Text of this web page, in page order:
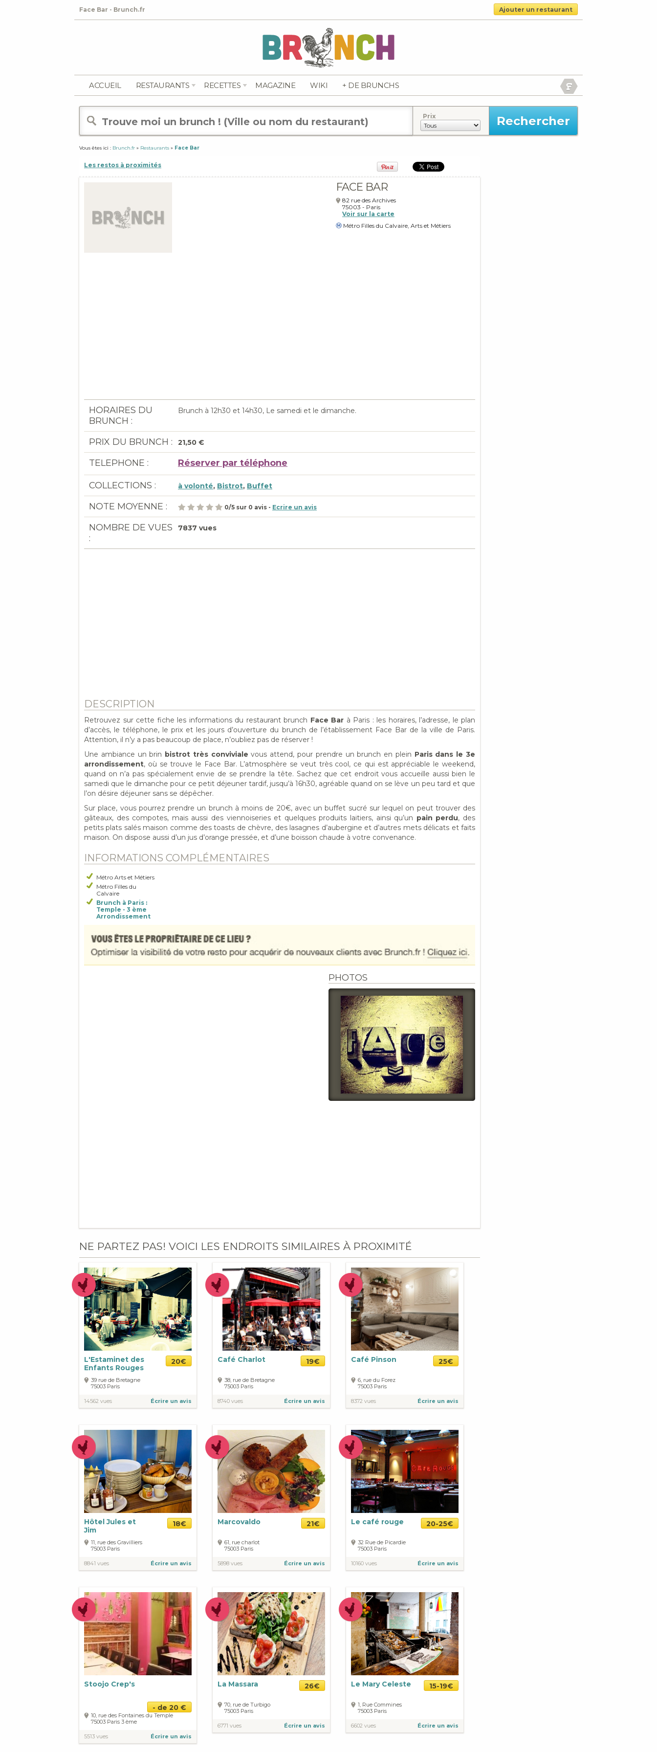
Face Bar - Brunch.fr Ajouter un restaurant
ACCUEIL RESTAURANTS RECETTES MAGAZINE WIKI + DE BRUNCHS
Prix
Vous êtes ici : Brunch.fr » Restaurants » Face Bar
Les restos à proximités
FACE BAR
82 rue des Archives
75003 - Paris
Voir sur la carte
Métro Filles du Calvaire, Arts et Métiers
HORAIRES DU
BRUNCH :
Brunch à 12h30 et 14h30, Le samedi et le dimanche.
PRIX DU BRUNCH : 21,50 €
TELEPHONE : Réserver par téléphone
COLLECTIONS : à volonté, Bistrot, Buffet
NOTE MOYENNE : 0/5 sur 0 avis - Ecrire un avis
NOMBRE DE VUES
:
7837 vues
DESCRIPTION
Retrouvez sur cette fiche les informations du restaurant brunch Face Bar à Paris : les horaires, l’adresse, le plan
d’accès, le téléphone, le prix et les jours d’ouverture du brunch de l’établissement Face Bar de la ville de Paris.
Attention, il n’y a pas beaucoup de place, n’oubliez pas de réserver !
Une ambiance un brin bistrot très conviviale vous attend, pour prendre un brunch en plein Paris dans le 3e
arrondissement, où se trouve le Face Bar. L’atmosphère se veut très cool, ce qui est appréciable le weekend,
quand on n’a pas spécialement envie de se prendre la tête. Sachez que cet endroit vous accueille aussi bien le
samedi que le dimanche pour ce petit déjeuner tardif, jusqu’à 16h30, agréable quand on se lève un peu tard et que
l’on désire déjeuner sans se dépêcher.
Sur place, vous pourrez prendre un brunch à moins de 20€, avec un buffet sucré sur lequel on peut trouver des
gâteaux, des compotes, mais aussi des viennoiseries et quelques produits laitiers, ainsi qu’un pain perdu, des
petits plats salés maison comme des toasts de chèvre, des lasagnes d’aubergine et d’autres mets délicats et faits
maison. On dispose aussi d’un jus d’orange pressée, et d’une boisson chaude à votre convenance.
INFORMATIONS COMPLÉMENTAIRES
Métro Arts et Métiers
Métro Filles du
Calvaire
Brunch à Paris :
Temple - 3 ème
Arrondissement
PHOTOS
NE PARTEZ PAS! VOICI LES ENDROITS SIMILAIRES À PROXIMITÉ
L'Estaminet des
Enfants Rouges
20€
39 rue de Bretagne
75003 Paris
14562 vues Écrire un avis
Café Charlot 19€
38, rue de Bretagne
75003 Paris
8740 vues Écrire un avis
Café Pinson 25€
6, rue du Forez
75003 Paris
8372 vues Écrire un avis
Hôtel Jules et
Jim
18€
11, rue des Gravilliers
75003 Paris
8841 vues Écrire un avis
Marcovaldo 21€
61, rue charlot
75003 Paris
5898 vues Écrire un avis
Le café rouge 20-25€
32 Rue de Picardie
75003 Paris
10160 vues Écrire un avis
Stoojo Crep's
- de 20 €
10, rue des Fontaines du Temple
75003 Paris 3 ème
5513 vues Écrire un avis
La Massara 26€
70, rue de Turbigo
75003 Paris
6771 vues Écrire un avis
Le Mary Celeste 15-19€
1, Rue Commines
75003 Paris
6602 vues Écrire un avis